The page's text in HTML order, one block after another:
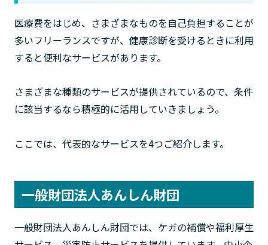
医療費をはじめ、さまざまなものを自己負担することが
多いフリーランスですが、健康診断を受けるときに利用
すると便利なサービスがあります。
さまざまな種類のサービスが提供されているので、条件
に該当するなら積極的に活用していきましょう。
ここでは、代表的なサービスを4つご紹介します。
一般財団法人あんしん財団
一般財団法人あんしん財団では、ケガの補償や福利厚生